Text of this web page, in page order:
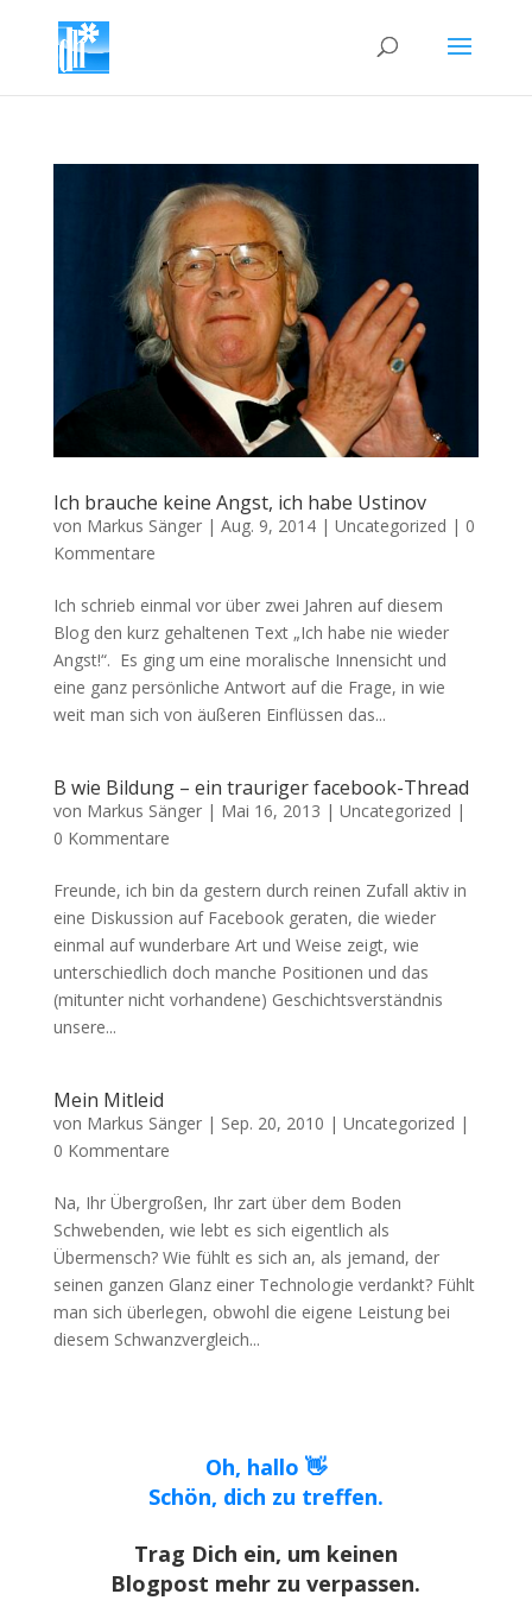
Ich brauche keine Angst, ich habe Ustinov
von Markus Sänger| Aug. 9, 2014| Uncategorized | 0
Kommentare
Ich schrieb einmal vor über zwei Jahren auf diesem
Blog den kurz gehaltenen Text „Ich habe nie wieder
Angst!“. Es ging um eine moralische Innensicht und
eine ganz persönliche Antwort auf die Frage, in wie
weit man sich von äußeren Einflüssen das...
B wie Bildung – ein trauriger facebook-Thread
von Markus Sänger| Mai 16, 2013 | Uncategorized |
0 Kommentare
Freunde, ich bin da gestern durch reinen Zufall aktiv in
eine Diskussion auf Facebook geraten, die wieder
einmal auf wunderbare Art und Weise zeigt, wie
unterschiedlich doch manche Positionen und das
(mitunter nicht vorhandene) Geschichtsverständnis
unsere...
Mein Mitleid
von Markus Sänger| Sep. 20, 2010 | Uncategorized |
0 Kommentare
Na, Ihr Übergroßen, Ihr zart über dem Boden
Schwebenden, wie lebt es sich eigentlich als
Übermensch? Wie fühlt es sich an, als jemand, der
seinen ganzen Glanz einer Technologie verdankt? Fühlt
man sich überlegen, obwohl die eigene Leistung bei
diesem Schwanzvergleich...
Oh, hallo 👋
Schön, dich zu treffen.
Trag Dich ein, um keinen
Blogpost mehr zu verpassen.